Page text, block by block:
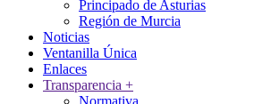
Principado de Asturias
Región de Murcia
Noticias
Ventanilla Única
Enlaces
Transparencia +
Normativa